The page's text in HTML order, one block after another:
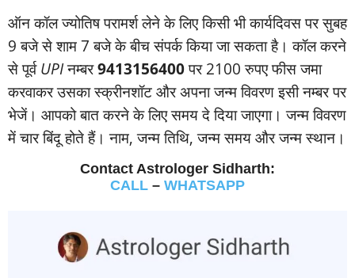
ऑन कॉल ज्‍योतिष परामर्श लेने के लिए किसी भी कार्यदिवस पर सुबह
9 बजे से शाम 7 बजे के बीच संपर्क किया जा सकता है। कॉल करने
से पूर्वUPIनम्‍बर9413156400पर 2100 रुपए फीस जमा
करवाकर उसका स्‍क्रीनशॉट और अपना जन्‍म विवरण इसी नम्‍बर पर
भेजें। आपको बात करने के लिए समय दे दिया जाएगा। जन्‍म विवरण
में चार बिंदू होते हैं। नाम, जन्‍म तिथि, जन्‍म समय और जन्‍म स्‍थान।
Contact Astrologer Sidharth:
CALL – WHATSAPP